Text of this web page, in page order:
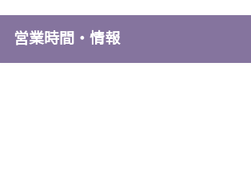
営業時間・情報